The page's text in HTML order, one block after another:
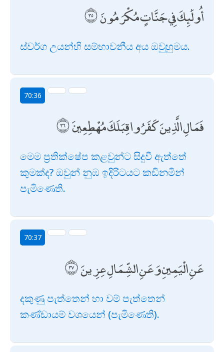
أُولَٰئِكَ فِي جَنَّاتٍ مُكْرَمُونَ
ස්වර්ග උයන්හි සම්භාවනීය අය ඔවුහුමය.
70:36
فَمَالِ الَّذِينَ كَفَرُوا قِبَلَكَ مُهْطِعِينَ
මෙම ප්‍රතික්ෂේප කළවුන්ට සිදුවී ඇත්තේ
කුමක්ද? ඔවුන් නුඹ ඉදිරිටයට කඩිනමින්
පැමිණෙති.
70:37
عَنِ الْيَمِينِ وَعَنِ الشِّمَالِ عِزِينَ
දකුණු පැත්තෙන් හා වම් පැත්තෙන්
කණ්ඩායම් වශයෙන් (පැමිණෙති).